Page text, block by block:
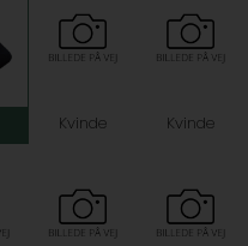
Kvinde Kvinde